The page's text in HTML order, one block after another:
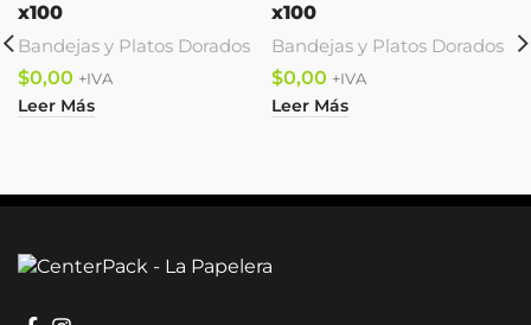
x100
Bandejas y Platos Dorados
$
Leer Más
x100
Bandejas y Platos Dorados
$
Leer Más